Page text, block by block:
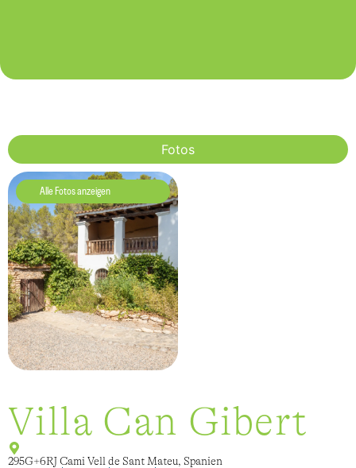
Fotos
Alle Fotos anzeigen
Villa Can Gibert
295G+6RJ Cami Vell de Sant Mateu, Spanien